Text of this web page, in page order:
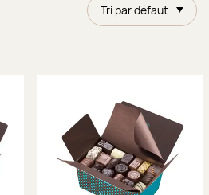
Tri par défaut